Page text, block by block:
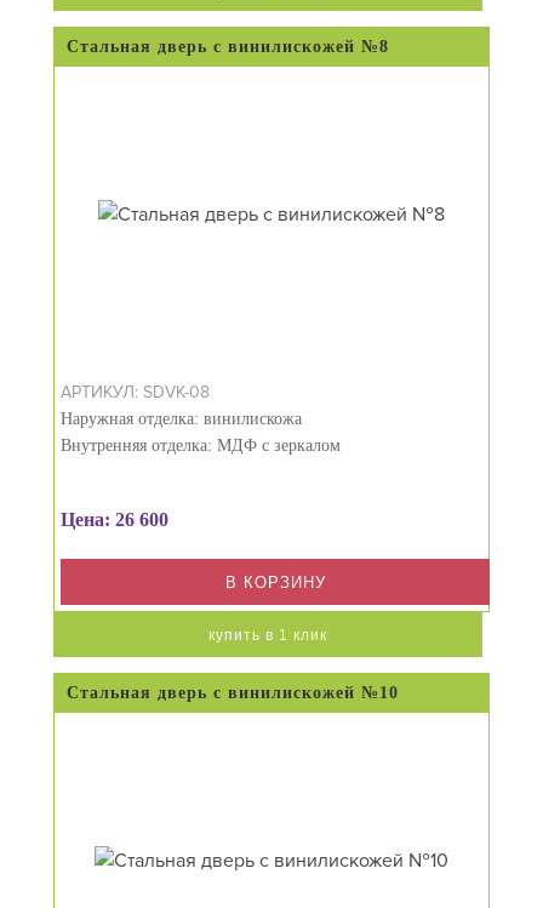
Стальная дверь с винилискожей №8
АРТИКУЛ: SDVK-08
Наружная отделка: винилискожа
Внутренняя отделка: МДФ с зеркалом
Цена: 26 600
В КОРЗИНУ
купить в 1 клик
Стальная дверь с винилискожей №10